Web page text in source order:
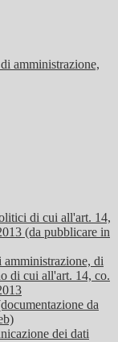
amministrazione,
di cui all'art. 14,
(da pubblicare in
di
di cui all'art. 14, co.
da
dei dati